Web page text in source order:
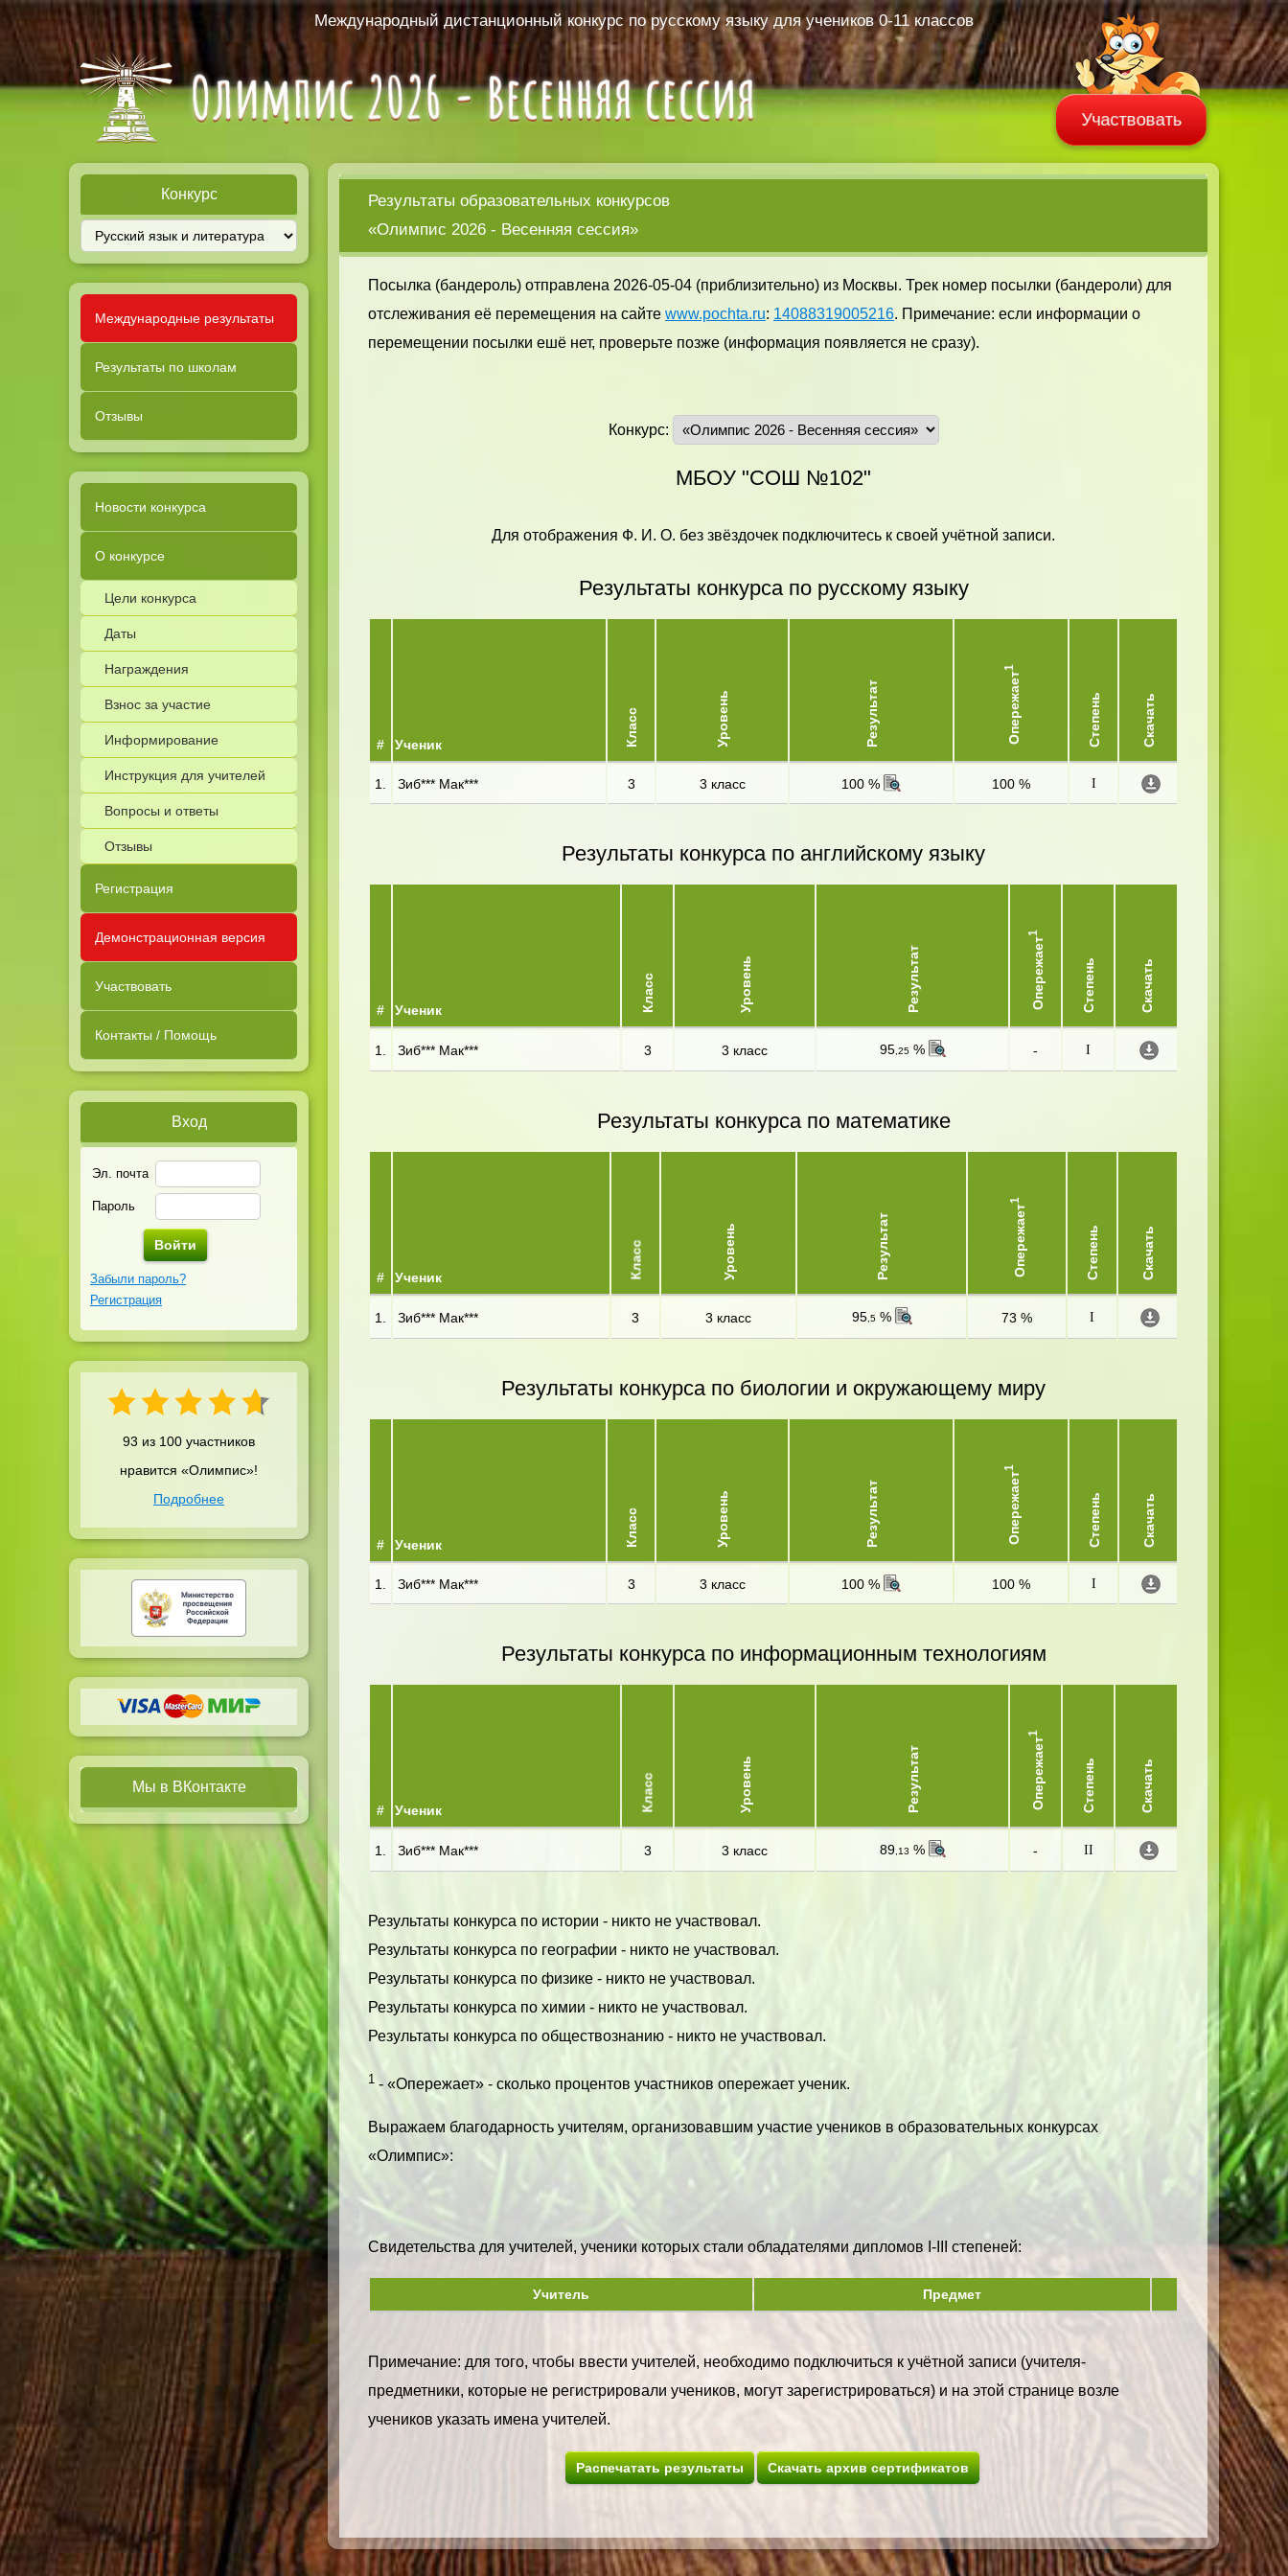
Международный дистанционный конкурс по русскому языку для учеников 0-11 классов
Участвовать
Конкурс
Международные результаты
Результаты по школам
Отзывы
Новости конкурса
О конкурсе
Цели конкурса
Даты
Награждения
Взнос за участие
Информирование
Инструкция для учителей
Вопросы и ответы
Отзывы
Регистрация
Демонстрационная версия
Участвовать
Контакты / Помощь
Вход
Эл. почта
Пароль
Забыли пароль?
Регистрация
93 из 100 участников
нравится «Олимпис»!
Подробнее
Мы в ВКонтакте
Результаты образовательных конкурсов
«Олимпис 2026 - Весенняя сессия»
Посылка (бандероль) отправлена 2026-05-04 (приблизительно) из Москвы. Трек номер посылки (бандероли) для
отслеживания её перемещения на сайте www.pochta.ru: 14088319005216. Примечание: если информации о
перемещении посылки ешё нет, проверьте позже (информация появляется не сразу).
Конкурс:
МБОУ "СОШ №102"
Для отображения Ф. И. О. без звёздочек подключитесь к своей учётной записи.
Результаты конкурса по русскому языку
# Ученик Класс Уровень Результат Опережает
1
Степень Скачать
1. Зиб*** Мак*** 3 3 класс 100 % 100 % I
Результаты конкурса по английскому языку
# Ученик Класс Уровень Результат Опережает
1
Степень Скачать
1. Зиб*** Мак*** 3 3 класс 95,25% - I
Результаты конкурса по математике
# Ученик Класс Уровень Результат Опережает
1
Степень Скачать
1. Зиб*** Мак*** 3 3 класс 95,5% 73 % I
Результаты конкурса по биологии и окружающему миру
# Ученик Класс Уровень Результат Опережает
1
Степень Скачать
1. Зиб*** Мак*** 3 3 класс 100 % 100 % I
Результаты конкурса по информационным технологиям
# Ученик Класс Уровень Результат Опережает
1
Степень Скачать
1. Зиб*** Мак*** 3 3 класс 89,13 % - II
Результаты конкурса по истории - никто не участвовал.
Результаты конкурса по географии - никто не участвовал.
Результаты конкурса по физике - никто не участвовал.
Результаты конкурса по химии - никто не участвовал.
Результаты конкурса по обществознанию - никто не участвовал.
1 - «Опережает» - сколько процентов участников опережает ученик.
Выражаем благодарность учителям, организовавшим участие учеников в образовательных конкурсах
«Олимпис»:
Свидетельства для учителей, ученики которых стали обладателями дипломов I-III степеней:
Учитель Предмет
Примечание: для того, чтобы ввести учителей, необходимо подключиться к учётной записи (учителя-
предметники, которые не регистрировали учеников, могут зарегистрироваться) и на этой странице возле
учеников указать имена учителей.
Распечатать результаты Скачать архив сертификатов